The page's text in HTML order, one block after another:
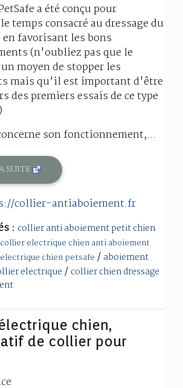
a été conçu pour
temps consacré au dressage du
favorisant les bons
(n'oubliez pas que le
moyen de stopper les
mais qu'il est important d'être
des premiers essais de ce type
son fonctionnement,...
SUITE
collier-antiaboiement.fr
: collier anti aboiement petit chien
collier electrique chien anti aboiement
chien petsafe / aboiement
electrique / collier chien dressage
chien,
de collier pour